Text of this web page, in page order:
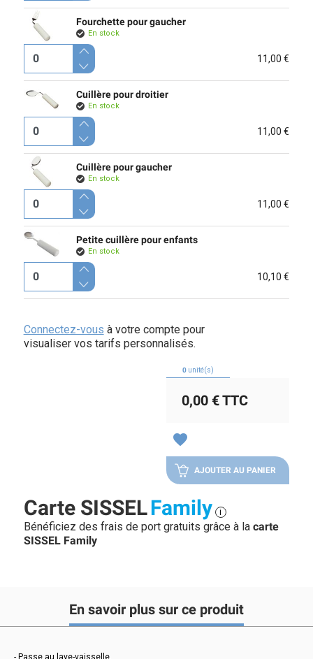
Fourchette pour gaucher
En stock
11,00 €
Cuillère pour droitier
En stock
11,00 €
Cuillère pour gaucher
En stock
11,00 €
Petite cuillère pour enfants
En stock
10,10 €
Connectez-vous à votre compte pour
visualiser vos tarifs personnalisés.
0 unité(s)
0,00 €TTC
favorite
AJOUTER AU PANIER
Carte SISSELFamily i
Bénéficiez des frais de port gratuits grâce à la carte
SISSEL Family
En savoir plus sur ce produit
- Passe au lave-vaisselle.